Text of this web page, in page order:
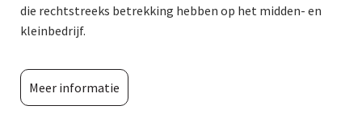
die rechtstreeks betrekking hebben op het midden- en
kleinbedrijf.
Meer informatie